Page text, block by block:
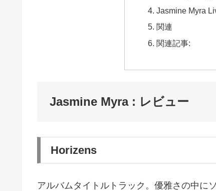
Jasmine Myra
関連
関連記事:
Jasmine Myra : レビュー
Horizens
アルバムタイトルトラック。優雅さの中に